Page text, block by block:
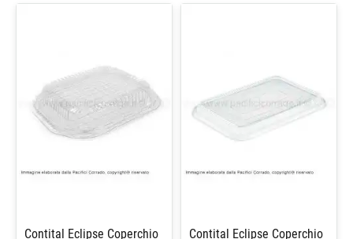
Contital Eclipse Coperchio Contital Eclipse Coperchio